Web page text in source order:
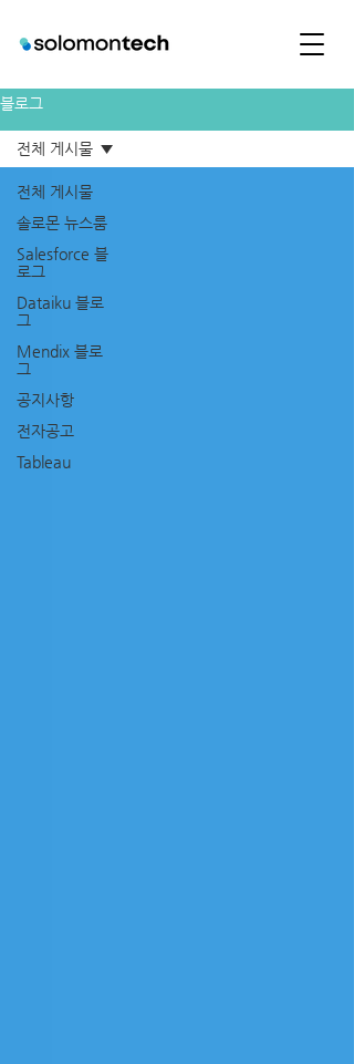
블로그
전체 게시물
솔로몬 뉴스룸
Salesforce 블
로그
Dataiku 블로
그
Mendix 블로
그
공지사항
전자공고
Tableau
전체 게시물